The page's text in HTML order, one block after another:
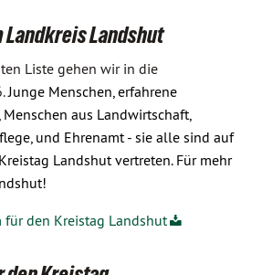
Landkreis Landshut
Liste gehen wir in die
Junge Menschen, erfahrene
aus Landwirtschaft,
und Ehrenamt - sie alle sind auf
Landshut vertreten. Für mehr
für den Kreistag Landshut